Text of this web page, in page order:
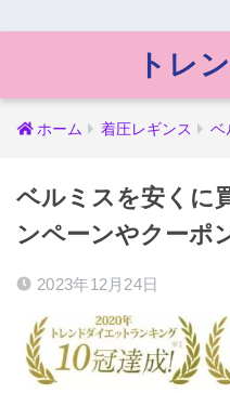
トレ
ホーム 着圧レギンス ベ
ベルミスを安くに
ンペーンやクーポ
2023年12月24日